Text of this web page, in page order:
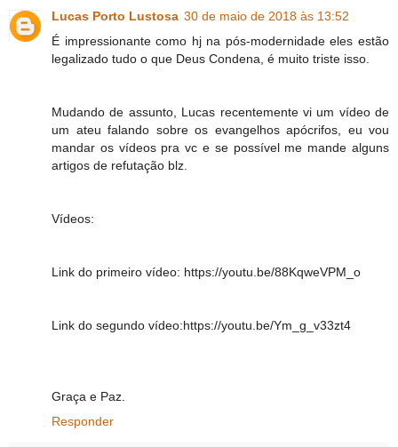
Lucas Porto Lustosa 30 de maio de 2018 às 13:52
É impressionante como hj na pós-modernidade eles estão
legalizado tudo o que Deus Condena, é muito triste isso.
Mudando de assunto, Lucas recentemente vi um vídeo de
um ateu falando sobre os evangelhos apócrifos, eu vou
mandar os vídeos pra vc e se possível me mande alguns
artigos de refutação blz.
Vídeos:
Link do primeiro vídeo: https://youtu.be/88KqweVPM_o
Link do segundo vídeo:https://youtu.be/Ym_g_v33zt4
Graça e Paz.
Responder